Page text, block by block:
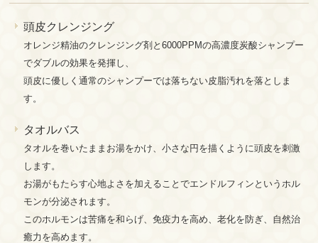
頭皮クレンジング
オレンジ精油のクレンジング剤と6000PPMの高濃度炭酸シャンプー
でダブルの効果を発揮し、
頭皮に優しく通常のシャンプーでは落ちない皮脂汚れを落としま
す。
タオルバス
タオルを巻いたままお湯をかけ、小さな円を描くように頭皮を刺激
します。
お湯がもたらす心地よさを加えることでエンドルフィンというホル
モンが分泌されます。
このホルモンは苦痛を和らげ、免疫力を高め、老化を防ぎ、自然治
癒力を高めます。